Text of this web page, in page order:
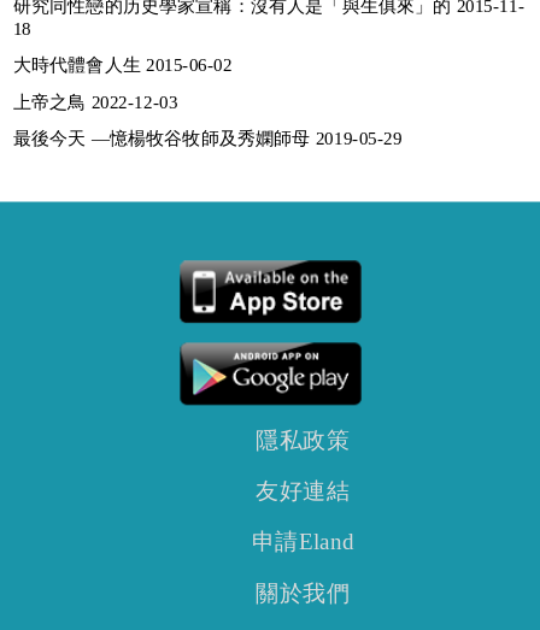
研究同性戀的历史學家宣稱：沒有人是「與生俱來」的 2015-11-
18
大時代體會人生 2015-06-02
上帝之鳥 2022-12-03
最後今天 —憶楊牧谷牧師及秀嫻師母 2019-05-29
隱私政策
友好連結
申請Eland
關於我們